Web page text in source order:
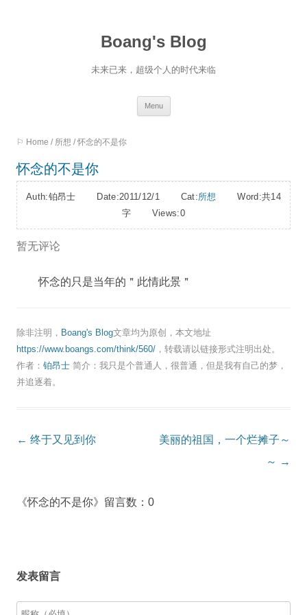
Boang's Blog
未来已来，超级个人的时代来临
Menu
⚐ Home / 所想 / 怀念的不是你
怀念的不是你
Auth:铂昂士 Date:2011/12/1 Cat:所想 Word:共14
字 Views:0
暂无评论
怀念的只是当年的＂此情此景＂
除非注明， Boang's Blog文章均为原创，本文地址
https://www.boangs.com/think/560/ ，转载请以链接形式注明出处。
作者： 铂昂士 简介：我只是个普通人，很普通，但是我有自己的梦，
并追逐着。
Post
← 终于又见到你
美丽的祖国，一个烂摊子～
～ →
《怀念的不是你》留言数：0
发表留言